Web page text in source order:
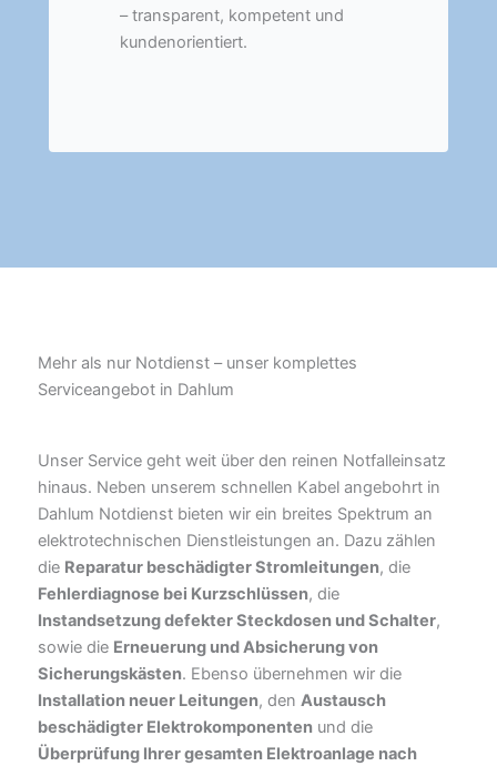
– transparent, kompetent und
kundenorientiert.
Mehr als nur Notdienst – unser komplettes
Serviceangebot in Dahlum
Unser Service geht weit über den reinen Notfalleinsatz
hinaus. Neben unserem schnellen Kabel angebohrt in
Dahlum Notdienst bieten wir ein breites Spektrum an
elektrotechnischen Dienstleistungen an. Dazu zählen
die Reparatur beschädigter Stromleitungen, die
Fehlerdiagnose bei Kurzschlüssen, die
Instandsetzung defekter Steckdosen und Schalter,
sowie die Erneuerung und Absicherung von
Sicherungskästen. Ebenso übernehmen wir die
Installation neuer Leitungen, den Austausch
beschädigter Elektrokomponenten und die
Überprüfung Ihrer gesamten Elektroanlage nach